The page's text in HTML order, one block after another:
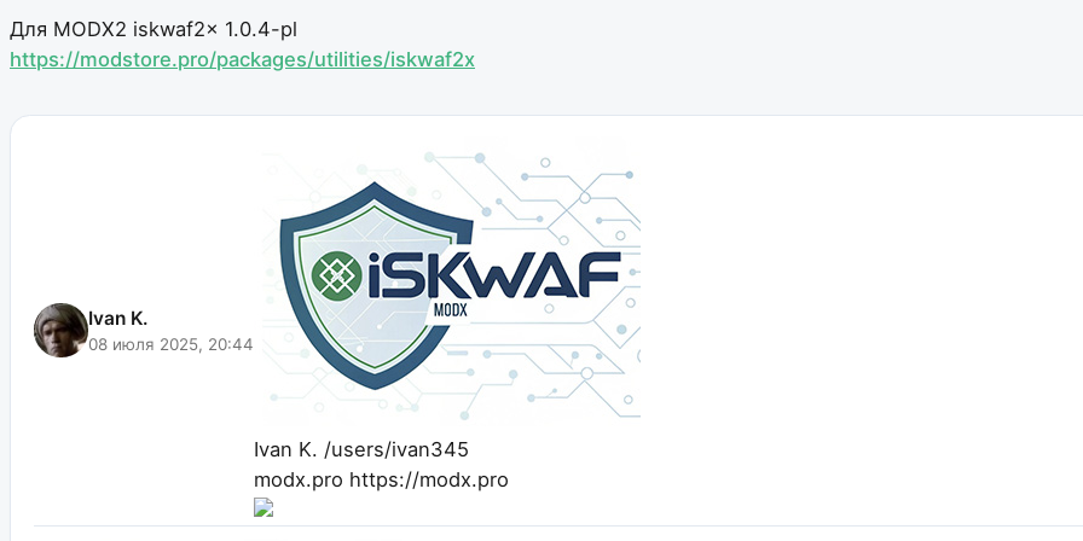
Для MODX2 iskwaf2x 1.0.4-pl
https://modstore.pro/packages/utilities/iskwaf2x
Ivan K.
08 июля 2025, 20:44
Ivan K. /users/ivan345
modx.pro https://modx.pro